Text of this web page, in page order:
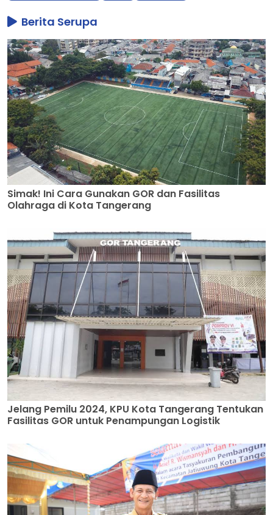
Berita Serupa
Simak! Ini Cara Gunakan GOR dan Fasilitas
Olahraga di Kota Tangerang
Jelang Pemilu 2024, KPU Kota Tangerang Tentukan
Fasilitas GOR untuk Penampungan Logistik